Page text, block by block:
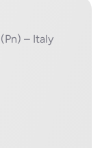
– Italy